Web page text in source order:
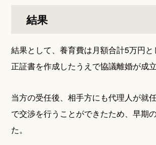
結果
結果として、養育費は月額合計5万円
正証書を作成したうえで協議離婚が成立
当方の受任後、相手方にも代理人が就
で交渉を行うことができたため、早期
た。